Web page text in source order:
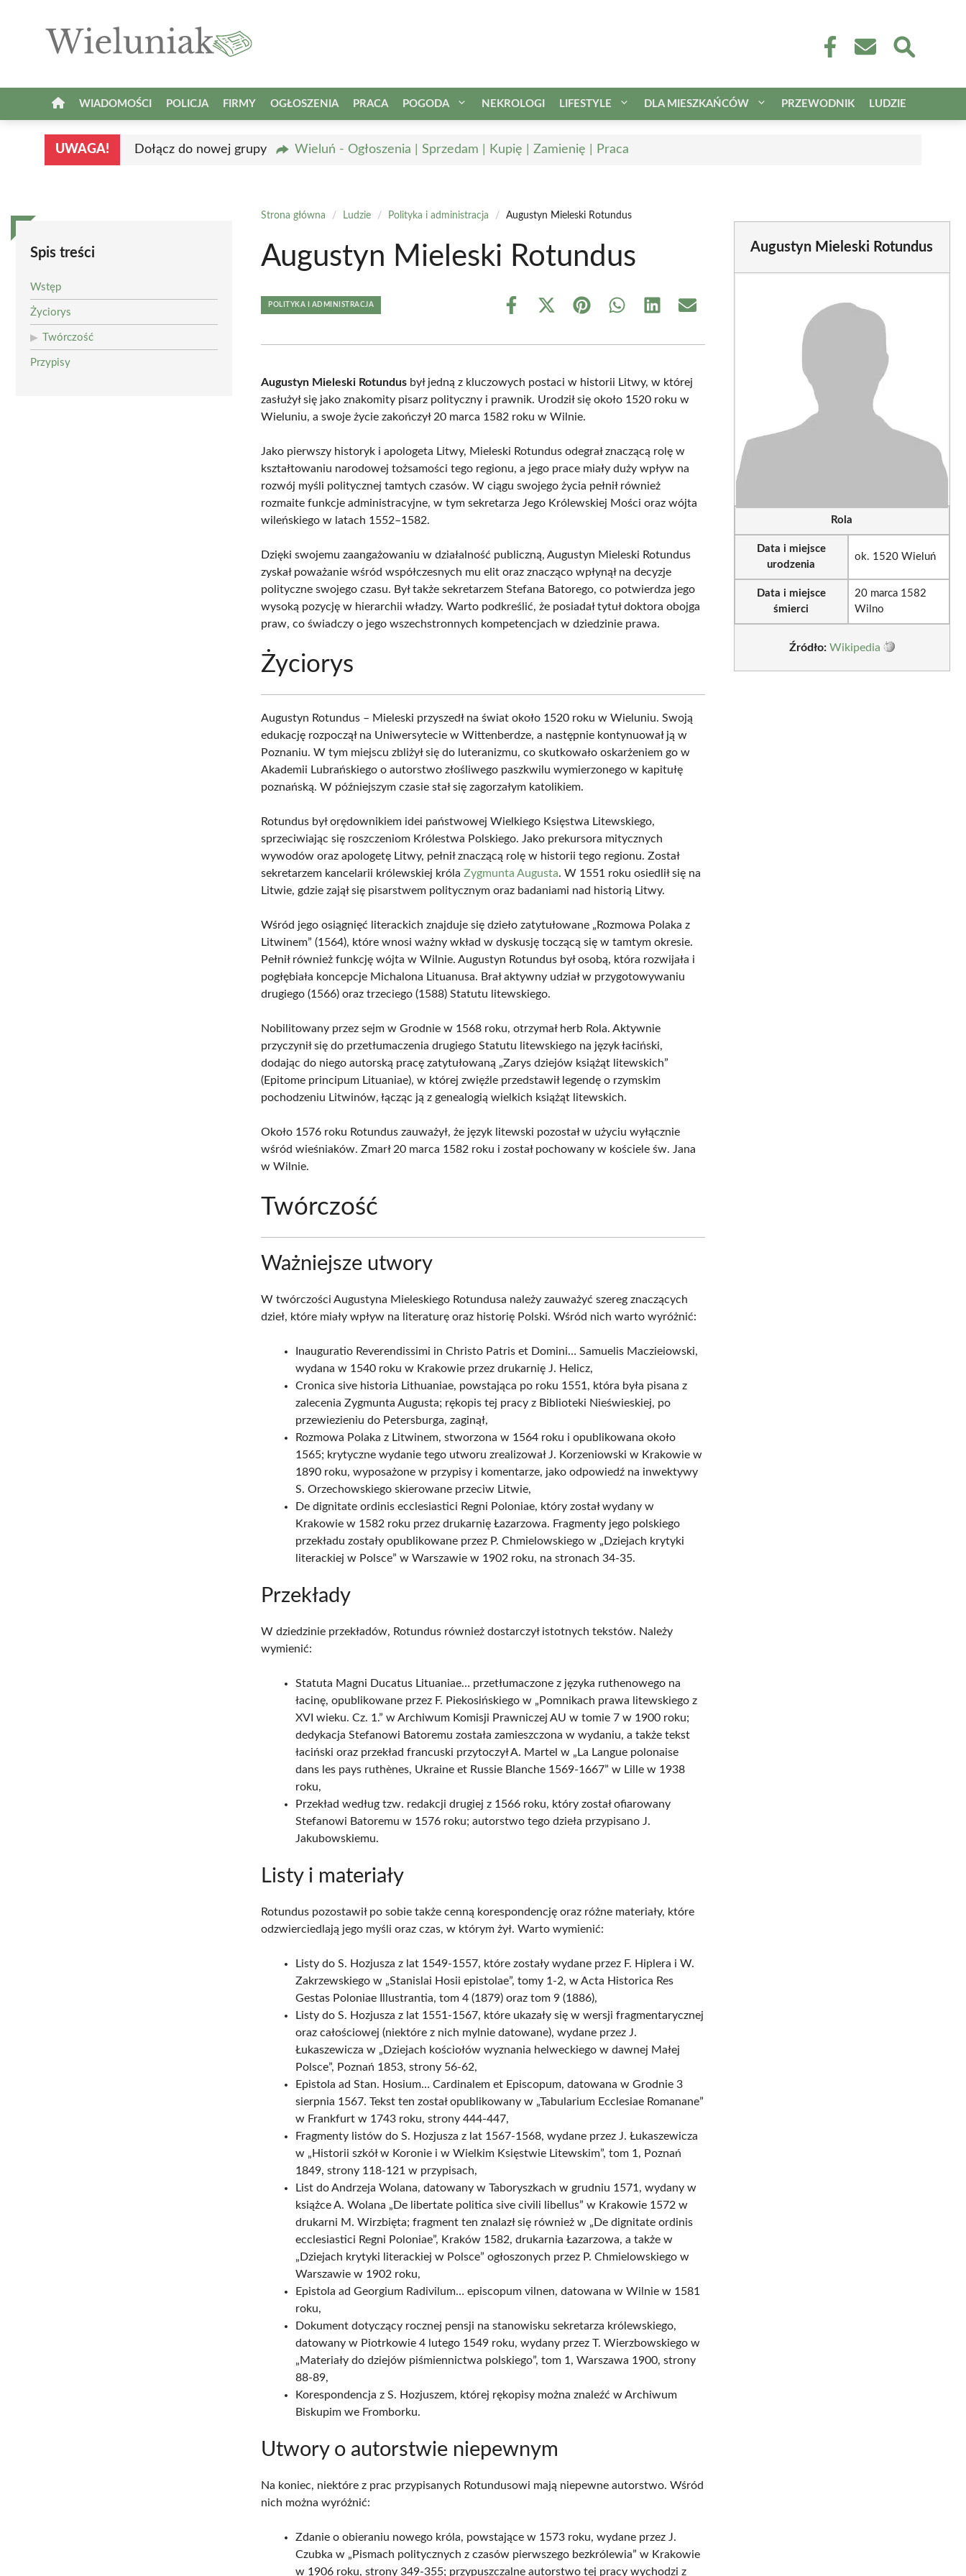
WIADOMOŚCI POLICJA FIRMY OGŁOSZENIA PRACA POGODA NEKROLOGI LIFESTYLE DLA MIESZKAŃCÓW PRZEWODNIK LUDZIE
UWAGA! Dołącz do nowej grupy Wieluń - Ogłoszenia | Sprzedam | Kupię | Zamienię | Praca
Spis treści
Wstęp
Życiorys
Twórczość
Przypisy
Strona główna / Ludzie / Polityka i administracja / Augustyn Mieleski Rotundus
Augustyn Mieleski Rotundus
POLITYKA I ADMINISTRACJA
Share
Share
(Twitter)
Share Share Share Share
Augustyn Mieleski Rotundus był jedną z kluczowych postaci w historii Litwy, w której
zasłużył się jako znakomity pisarz polityczny i prawnik. Urodził się około 1520 roku w
Wieluniu, a swoje życie zakończył 20 marca 1582 roku w Wilnie.
Jako pierwszy historyk i apologeta Litwy, Mieleski Rotundus odegrał znaczącą rolę w
kształtowaniu narodowej tożsamości tego regionu, a jego prace miały duży wpływ na
rozwój myśli politycznej tamtych czasów. W ciągu swojego życia pełnił również
rozmaite funkcje administracyjne, w tym sekretarza Jego Królewskiej Mości oraz wójta
wileńskiego w latach 1552–1582.
Dzięki swojemu zaangażowaniu w działalność publiczną, Augustyn Mieleski Rotundus
zyskał poważanie wśród współczesnych mu elit oraz znacząco wpłynął na decyzje
polityczne swojego czasu. Był także sekretarzem Stefana Batorego, co potwierdza jego
wysoką pozycję w hierarchii władzy. Warto podkreślić, że posiadał tytuł doktora obojga
praw, co świadczy o jego wszechstronnych kompetencjach w dziedzinie prawa.
Życiorys
Augustyn Rotundus – Mieleski przyszedł na świat około 1520 roku w Wieluniu. Swoją
edukację rozpoczął na Uniwersytecie w Wittenberdze, a następnie kontynuował ją w
Poznaniu. W tym miejscu zbliżył się do luteranizmu, co skutkowało oskarżeniem go w
Akademii Lubrańskiego o autorstwo złośliwego paszkwilu wymierzonego w kapitułę
poznańską. W późniejszym czasie stał się zagorzałym katolikiem.
Rotundus był orędownikiem idei państwowej Wielkiego Księstwa Litewskiego,
sprzeciwiając się roszczeniom Królestwa Polskiego. Jako prekursora mitycznych
wywodów oraz apologetę Litwy, pełnił znaczącą rolę w historii tego regionu. Został
sekretarzem kancelarii królewskiej królaZygmunta Augusta. W 1551 roku osiedlił się na
Litwie, gdzie zajął się pisarstwem politycznym oraz badaniami nad historią Litwy.
Wśród jego osiągnięć literackich znajduje się dzieło zatytułowane „Rozmowa Polaka z
Litwinem” (1564), które wnosi ważny wkład w dyskusję toczącą się w tamtym okresie.
Pełnił również funkcję wójta w Wilnie. Augustyn Rotundus był osobą, która rozwijała i
pogłębiała koncepcje Michalona Lituanusa. Brał aktywny udział w przygotowywaniu
drugiego (1566) oraz trzeciego (1588) Statutu litewskiego.
Nobilitowany przez sejm w Grodnie w 1568 roku, otrzymał herb Rola. Aktywnie
przyczynił się do przetłumaczenia drugiego Statutu litewskiego na język łaciński,
dodając do niego autorską pracę zatytułowaną „Zarys dziejów książąt litewskich”
(Epitome principum Lituaniae), w której zwięźle przedstawił legendę o rzymskim
pochodzeniu Litwinów, łącząc ją z genealogią wielkich książąt litewskich.
Około 1576 roku Rotundus zauważył, że język litewski pozostał w użyciu wyłącznie
wśród wieśniaków. Zmarł 20 marca 1582 roku i został pochowany w kościele św. Jana
w Wilnie.
Twórczość
Ważniejsze utwory
W twórczości Augustyna Mieleskiego Rotundusa należy zauważyć szereg znaczących
dzieł, które miały wpływ na literaturę oraz historię Polski. Wśród nich warto wyróżnić:
Inauguratio Reverendissimi in Christo Patris et Domini… Samuelis Maczieiowski,
wydana w 1540 roku w Krakowie przez drukarnię J. Helicz,
Cronica sive historia Lithuaniae, powstająca po roku 1551, która była pisana z
zalecenia Zygmunta Augusta; rękopis tej pracy z Biblioteki Nieświeskiej, po
przewiezieniu do Petersburga, zaginął,
Rozmowa Polaka z Litwinem, stworzona w 1564 roku i opublikowana około
1565; krytyczne wydanie tego utworu zrealizował J. Korzeniowski w Krakowie w
1890 roku, wyposażone w przypisy i komentarze, jako odpowiedź na inwektywy
S. Orzechowskiego skierowane przeciw Litwie,
De dignitate ordinis ecclesiastici Regni Poloniae, który został wydany w
Krakowie w 1582 roku przez drukarnię Łazarzowa. Fragmenty jego polskiego
przekładu zostały opublikowane przez P. Chmielowskiego w „Dziejach krytyki
literackiej w Polsce” w Warszawie w 1902 roku, na stronach 34-35.
Przekłady
W dziedzinie przekładów, Rotundus również dostarczył istotnych tekstów. Należy
wymienić:
Statuta Magni Ducatus Lituaniae… przetłumaczone z języka ruthenowego na
łacinę, opublikowane przez F. Piekosińskiego w „Pomnikach prawa litewskiego z
XVI wieku. Cz. 1.” w Archiwum Komisji Prawniczej AU w tomie 7 w 1900 roku;
dedykacja Stefanowi Batoremu została zamieszczona w wydaniu, a także tekst
łaciński oraz przekład francuski przytoczył A. Martel w „La Langue polonaise
dans les pays ruthènes, Ukraine et Russie Blanche 1569-1667” w Lille w 1938
roku,
Przekład według tzw. redakcji drugiej z 1566 roku, który został ofiarowany
Stefanowi Batoremu w 1576 roku; autorstwo tego dzieła przypisano J.
Jakubowskiemu.
Listy i materiały
Rotundus pozostawił po sobie także cenną korespondencję oraz różne materiały, które
odzwierciedlają jego myśli oraz czas, w którym żył. Warto wymienić:
Listy do S. Hozjusza z lat 1549-1557, które zostały wydane przez F. Hiplera i W.
Zakrzewskiego w „Stanislai Hosii epistolae”, tomy 1-2, w Acta Historica Res
Gestas Poloniae Illustrantia, tom 4 (1879) oraz tom 9 (1886),
Listy do S. Hozjusza z lat 1551-1567, które ukazały się w wersji fragmentarycznej
oraz całościowej (niektóre z nich mylnie datowane), wydane przez J.
Łukaszewicza w „Dziejach kościołów wyznania helweckiego w dawnej Małej
Polsce”, Poznań 1853, strony 56-62,
Epistola ad Stan. Hosium… Cardinalem et Episcopum, datowana w Grodnie 3
sierpnia 1567. Tekst ten został opublikowany w „Tabularium Ecclesiae Romanane”
w Frankfurt w 1743 roku, strony 444-447,
Fragmenty listów do S. Hozjusza z lat 1567-1568, wydane przez J. Łukaszewicza
w „Historii szkół w Koronie i w Wielkim Księstwie Litewskim”, tom 1, Poznań
1849, strony 118-121 w przypisach,
List do Andrzeja Wolana, datowany w Taboryszkach w grudniu 1571, wydany w
książce A. Wolana „De libertate politica sive civili libellus” w Krakowie 1572 w
drukarni M. Wirzbięta; fragment ten znalazł się również w „De dignitate ordinis
ecclesiastici Regni Poloniae”, Kraków 1582, drukarnia Łazarzowa, a także w
„Dziejach krytyki literackiej w Polsce” ogłoszonych przez P. Chmielowskiego w
Warszawie w 1902 roku,
Epistola ad Georgium Radivilum… episcopum vilnen, datowana w Wilnie w 1581
roku,
Dokument dotyczący rocznej pensji na stanowisku sekretarza królewskiego,
datowany w Piotrkowie 4 lutego 1549 roku, wydany przez T. Wierzbowskiego w
„Materiały do dziejów piśmiennictwa polskiego”, tom 1, Warszawa 1900, strony
88-89,
Korespondencja z S. Hozjuszem, której rękopisy można znaleźć w Archiwum
Biskupim we Fromborku.
Utwory o autorstwie niepewnym
Na koniec, niektóre z prac przypisanych Rotundusowi mają niepewne autorstwo. Wśród
nich można wyróżnić:
Zdanie o obieraniu nowego króla, powstające w 1573 roku, wydane przez J.
Czubka w „Pismach politycznych z czasów pierwszego bezkrólewia” w Krakowie
w 1906 roku, strony 349-355; przypuszczalne autorstwo tej pracy wychodzi z
Augustyn Mieleski Rotundus
Rola
Data i miejsce
urodzenia
ok. 1520 Wieluń
Data i miejsce
śmierci
20 marca 1582
Wilno
Źródło: Wikipedia